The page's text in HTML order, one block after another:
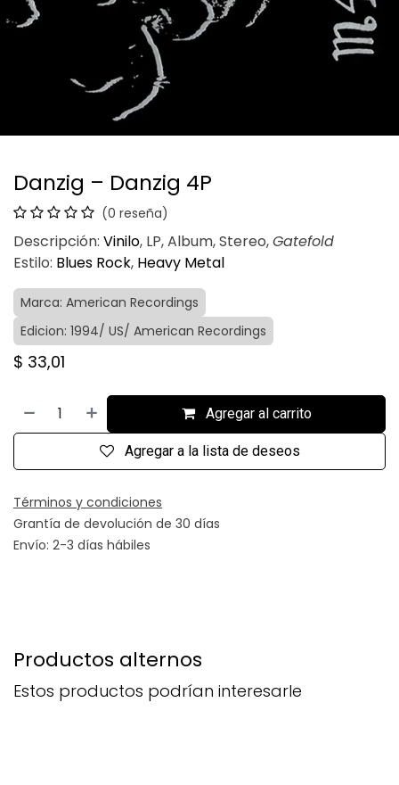
Danzig – Danzig 4P
(0 reseña)
Descripción: Vinilo, LP, Album, Stereo,Gatefold
Estilo: Blues Rock, Heavy Metal
Marca: American Recordings
Edicion: 1994/ US/ American Recordings
$ 33,01
Agregar al carrito
Agregar a la lista de deseos
Términos y condiciones
Grantía de devolución de 30 días
Envío: 2-3 días hábiles
Productos alternos
Estos productos podrían interesarle